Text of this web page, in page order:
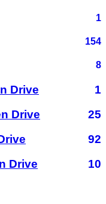
1
154
8
Drive
1
Drive
25
92
Drive
10